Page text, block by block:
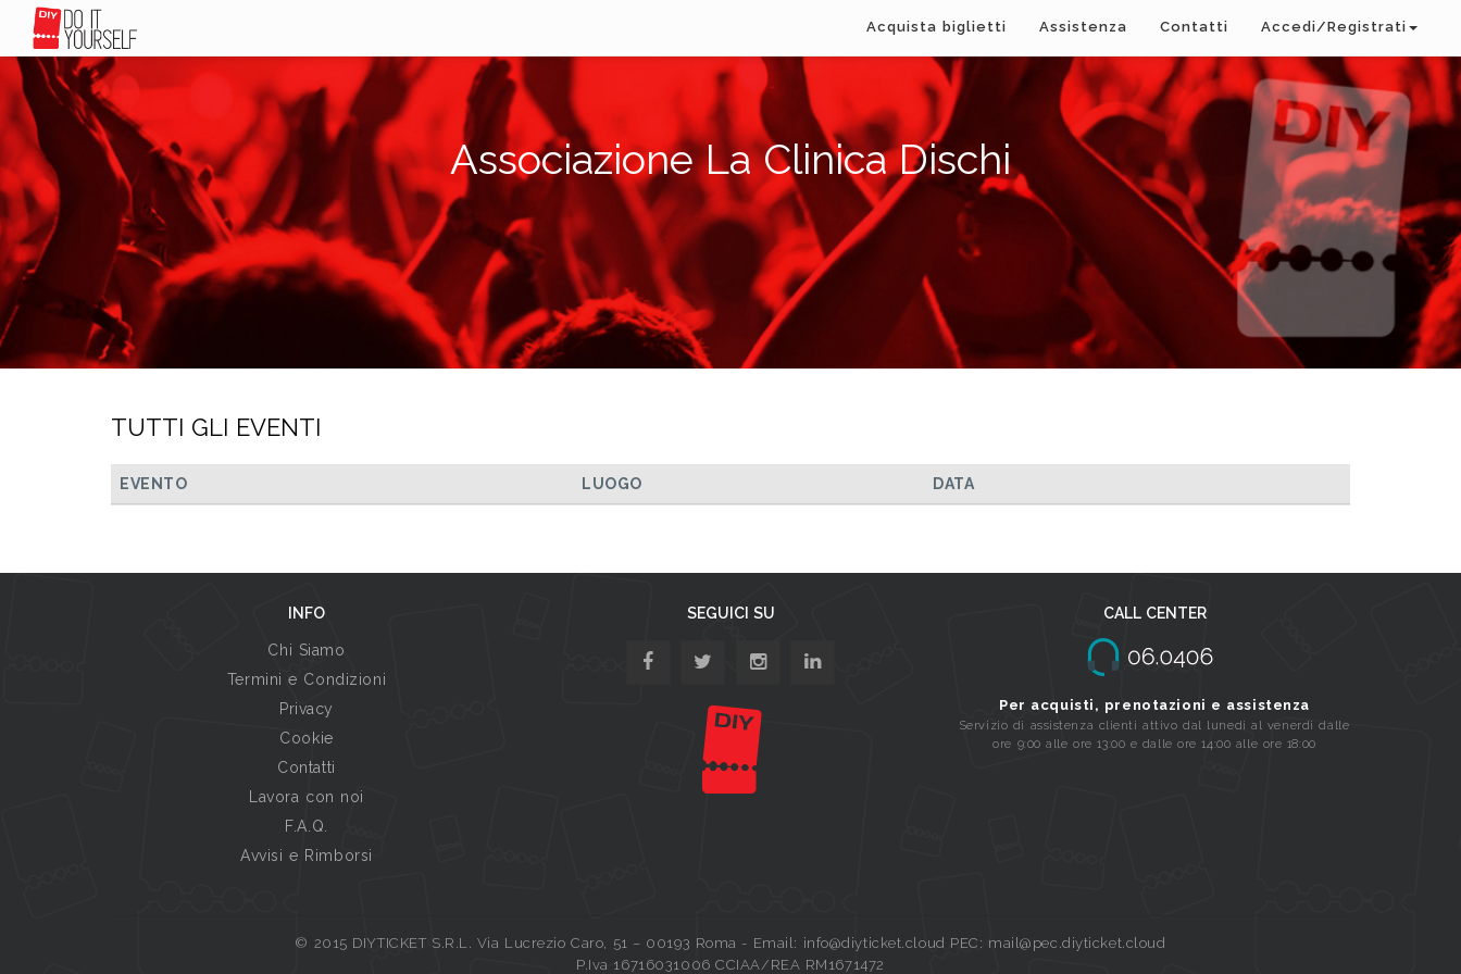
Acquista biglietti Assistenza Contatti Accedi/Registrati
Associazione La Clinica Dischi
TUTTI GLI EVENTI
EVENTO LUOGO DATA
INFO
Chi Siamo
Termini e Condizioni
Privacy
Cookie
Contatti
Lavora con noi
F.A.Q.
Avvisi e Rimborsi
SEGUICI SU CALL CENTER
Per acquisti, prenotazioni e assistenza
Servizio di assistenza clienti attivo dal lunedi al venerdi dalle
ore 9:00 alle ore 13:00 e dalle ore 14:00 alle ore 18:00
© 2015 DIYTICKET S.R.L. Via Lucrezio Caro, 51 – 00193 Roma - Email: info@diyticket.cloud PEC: mail@pec.diyticket.cloud
P.Iva 16716031006 CCIAA/REA RM1671472